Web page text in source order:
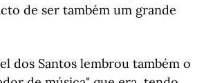
de ser também um grande
dos Santos lembrou também o